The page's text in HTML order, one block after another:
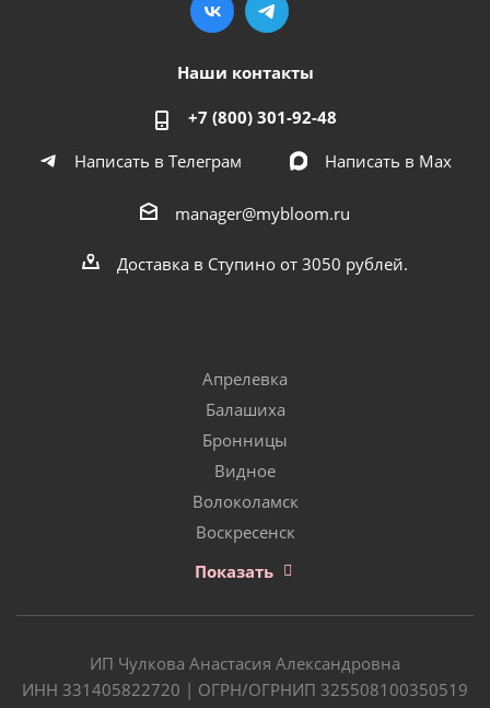
Наши контакты
+7 (800) 301-92-48
Написать в Телеграм
Написать в Мах
manager@mybloom.ru
Доставка в Ступино от 3050 рублей.
Апрелевка
Балашиха
Бронницы
Видное
Волоколамск
Воскресенск
Показать
ИП Чулкова Анастасия Александровна
ИНН 331405822720 | ОГРН/ОГРНИП 325508100350519